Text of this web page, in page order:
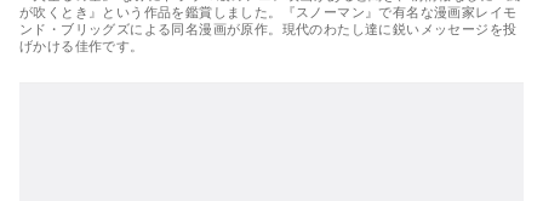
が吹くとき』という作品を鑑賞しました。『スノーマン』で有名な漫画家レイモ
ンド・ブリッグズによる同名漫画が原作。現代のわたし達に鋭いメッセージを投
げかける佳作です。